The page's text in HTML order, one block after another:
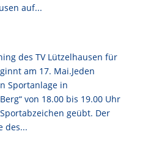
auf...
des TV Lützelhausen für
am 17. Mai.Jeden
Sportanlage in
von 18.00 bis 19.00 Uhr
geübt. Der
des...